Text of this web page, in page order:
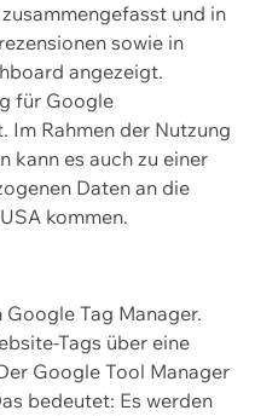
und in
sowie in
angezeigt.
für Google
Im Rahmen der Nutzung
kann es auch zu einer
Daten an die
kommen.
Tag Manager.
Tags über eine
Google Tool Manager
bedeutet: Es werden